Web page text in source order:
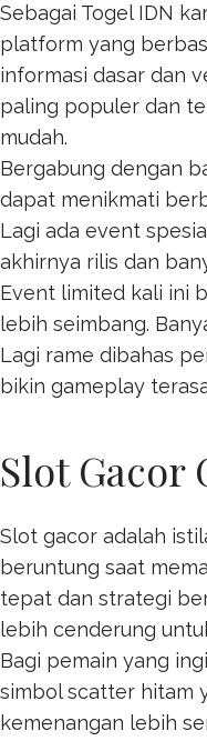
Sebagai Togel IDN
platform yang
informasi dasar dan
paling populer dan
mudah.
Bergabung dengan
dapat menikmati
Lagi ada event
akhirnya rilis dan
Event limited kali ini
lebih seimbang.
Lagi rame dibahas
bikin gameplay
Slot Gacor
Slot gacor adalah
beruntung saat
tepat dan strategi
lebih cenderung
Bagi pemain yang
simbol scatter hitam
kemenangan lebih